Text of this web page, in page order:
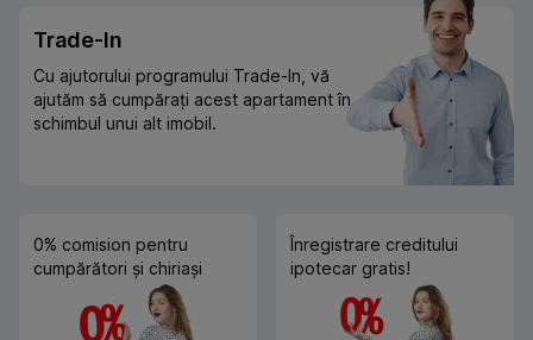
Trade-In
Cu ajutorului programului Trade-In, vă
ajutăm să cumpărați acest apartament în
schimbul unui alt imobil.
0% comision pentru
cumpărători și chiriași
Înregistrare creditului
ipotecar gratis!